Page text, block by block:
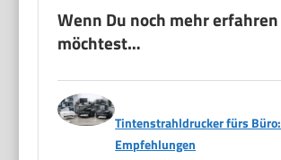
Wenn Du noch mehr erfahren
möchtest…
Tintenstrahldrucker fürs Büro:
Empfehlungen